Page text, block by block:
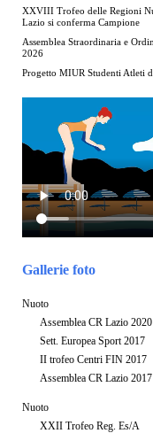
XXVIII Trofeo delle Regioni
Lazio si conferma Campione
Assemblea Straordinaria e
2026
Progetto MIUR Studenti Atleti
Gallerie foto
Nuoto
Assemblea CR Lazio 2020
Sett. Europea Sport 2017
II trofeo Centri FIN 2017
Assemblea CR Lazio 2017
Nuoto
XXII Trofeo Reg. Es/A